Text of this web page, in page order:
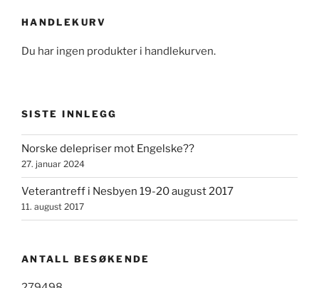
HANDLEKURV
Du har ingen produkter i handlekurven.
SISTE INNLEGG
Norske delepriser mot Engelske??
27. januar 2024
Veterantreff i Nesbyen 19-20 august 2017
11. august 2017
ANTALL BESØKENDE